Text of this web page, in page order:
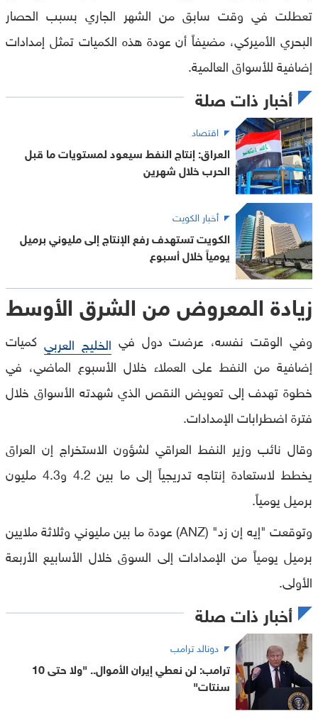
تعطلت في وقت سابق من الشهر الجاري بسبب الحصار
البحري الأميركي، مضيفاً أن عودة هذه الكميات تمثل إمدادات
إضافية للأسواق العالمية.
أخبار ذات صلة
اقتصاد
العراق: إنتاج النفط سيعود لمستويات ما قبل
الحرب خلال شهرين
أخبار الكويت
الكويت تستهدف رفع الإنتاج إلى مليوني برميل
يومياً خلال أسبوع
زيادة المعروض من الشرق الأوسط
وفي الوقت نفسه، عرضت دول في الخليج العربي كميات
إضافية من النفط على العملاء خلال الأسبوع الماضي، في
خطوة تهدف إلى تعويض النقص الذي شهدته الأسواق خلال
فترة اضطرابات الإمدادات.
وقال نائب وزير النفط العراقي لشؤون الاستخراج إن العراق
يخطط لاستعادة إنتاجه تدريجياً إلى ما بين 4.2 و4.3 مليون
برميل يومياً.
وتوقعت "إيه إن زد" (ANZ) عودة ما بين مليوني وثلاثة ملايين
برميل يومياً من الإمدادات إلى السوق خلال الأسابيع الأربعة
الأولى.
أخبار ذات صلة
دونالد ترامب
ترامب: لن نعطي إيران الأموال.. "ولا حتى 10
سنتات"